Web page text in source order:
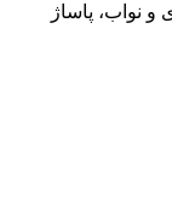
و نواب، پاساژ